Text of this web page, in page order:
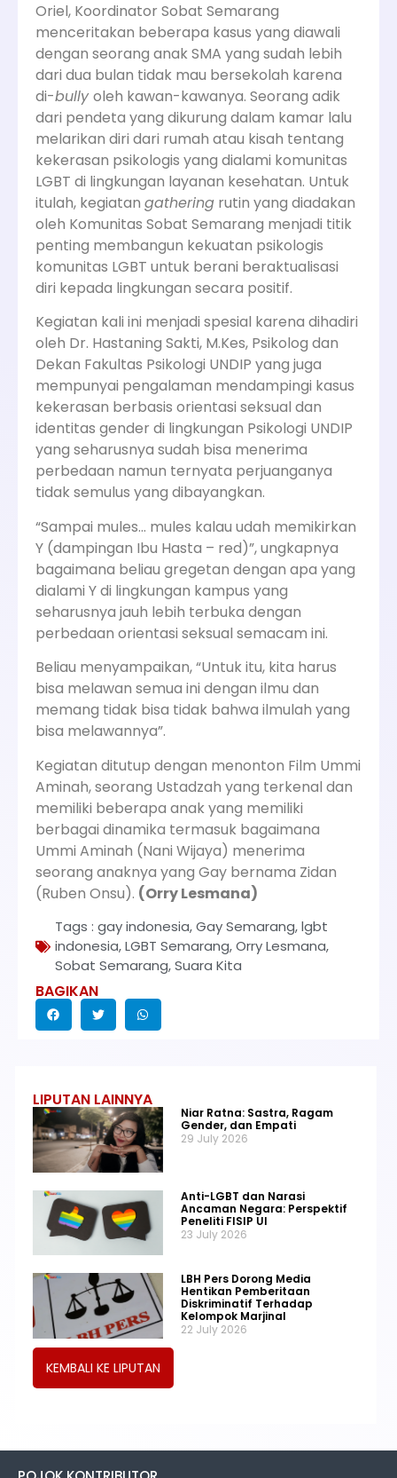
Oriel, Koordinator Sobat Semarang
menceritakan beberapa kasus yang diawali
dengan seorang anak SMA yang sudah lebih
dari dua bulan tidak mau bersekolah karena
di-bullyoleh kawan-kawanya. Seorang adik
dari pendeta yang dikurung dalam kamar lalu
melarikan diri dari rumah atau kisah tentang
kekerasan psikologis yang dialami komunitas
LGBT di lingkungan layanan kesehatan. Untuk
itulah, kegiatan gathering rutin yang diadakan
oleh Komunitas Sobat Semarang menjadi titik
penting membangun kekuatan psikologis
komunitas LGBT untuk berani beraktualisasi
diri kepada lingkungan secara positif.
Kegiatan kali ini menjadi spesial karena dihadiri
oleh Dr. Hastaning Sakti, M.Kes, Psikolog dan
Dekan Fakultas Psikologi UNDIP yang juga
mempunyai pengalaman mendampingi kasus
kekerasan berbasis orientasi seksual dan
identitas gender di lingkungan Psikologi UNDIP
yang seharusnya sudah bisa menerima
perbedaan namun ternyata perjuanganya
tidak semulus yang dibayangkan.
“Sampai mules… mules kalau udah memikirkan
Y (dampingan Ibu Hasta – red)”, ungkapnya
bagaimana beliau gregetan dengan apa yang
dialami Y di lingkungan kampus yang
seharusnya jauh lebih terbuka dengan
perbedaan orientasi seksual semacam ini.
Beliau menyampaikan, “Untuk itu, kita harus
bisa melawan semua ini dengan ilmu dan
memang tidak bisa tidak bahwa ilmulah yang
bisa melawannya”.
Kegiatan ditutup dengan menonton Film Ummi
Aminah, seorang Ustadzah yang terkenal dan
memiliki beberapa anak yang memiliki
berbagai dinamika termasuk bagaimana
Ummi Aminah (Nani Wijaya) menerima
seorang anaknya yang Gay bernama Zidan
(Ruben Onsu). (Orry Lesmana)
Tags : gay indonesia,Gay Semarang,lgbt
indonesia,LGBT Semarang,Orry Lesmana,
Sobat Semarang,Suara Kita
BAGIKAN
LIPUTAN LAINNYA
Niar Ratna: Sastra, Ragam
Gender, dan Empati
29 July 2026
Anti-LGBT dan Narasi
Ancaman Negara: Perspektif
Peneliti FISIP UI
23 July 2026
LBH Pers Dorong Media
Hentikan Pemberitaan
Diskriminatif Terhadap
Kelompok Marjinal
22 July 2026
KEMBALI KE LIPUTAN